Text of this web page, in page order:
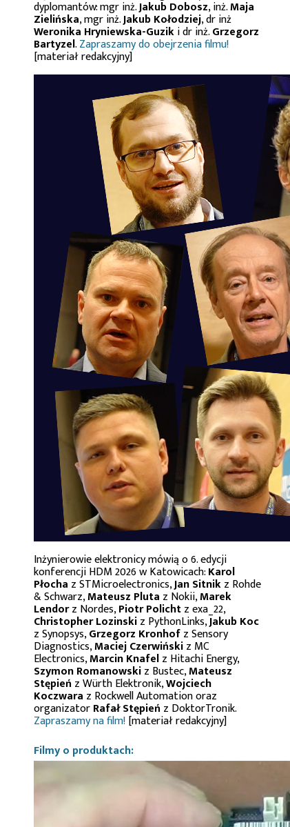
dyplomantów: mgr inż.Jakub Dobosz, inż.Maja
Zielińska, mgr inż.Jakub Kołodziej, dr inż
Weronika Hryniewska-Guziki dr inż.Grzegorz
Bartyzel.Zapraszamy do obejrzenia filmu!
[materiał redakcyjny]
Inżynierowie elektronicy mówią o 6. edycji
konferencji HDM 2026 w Katowicach:Karol
Płocha z STMicroelectronics,Jan Sitnikz Rohde
& Schwarz,Mateusz Pluta z Nokii,Marek
Lendorz Nordes,Piotr Polichtz exa_22,
Christopher Lozinskiz PythonLinks,Jakub Koc
z Synopsys,Grzegorz Kronhofz Sensory
Diagnostics,Maciej Czerwińskiz MC
Electronics,Marcin Knafelz Hitachi Energy,
Szymon Romanowskiz Bustec,Mateusz
Stępień z Würth Elektronik,Wojciech
Koczwara z Rockwell Automation oraz
organizatorRafał Stępień z DoktorTronik.
Zapraszamy na film![materiał redakcyjny]
Filmy o produktach: